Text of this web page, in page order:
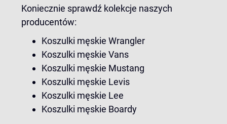
Koniecznie sprawdź kolekcje naszych
producentów:
Koszulki męskie Wrangler
Koszulki męskie Vans
Koszulki męskie Mustang
Koszulki męskie Levis
Koszulki męskie Lee
Koszulki męskie Boardy